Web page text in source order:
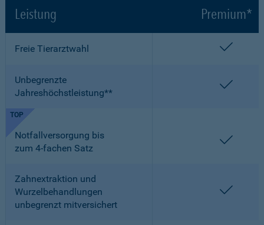
Leistung Premium*
Freie Tierarztwahl
Unbegrenzte
Jahreshöchstleistung**
Notfallversorgung bis
zum 4-fachen Satz
TOP
Zahnextraktion und
Wurzelbehandlungen
unbegrenzt mitversichert